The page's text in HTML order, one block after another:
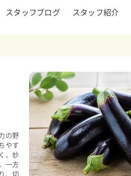
スタッフブログ スタッフ紹介
の野
やす
、炒
一方
、切